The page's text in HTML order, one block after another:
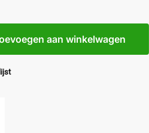
aan winkelwagen